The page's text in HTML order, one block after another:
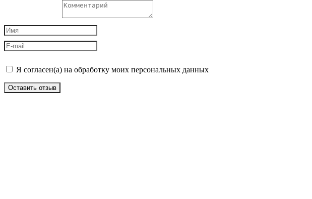
Я согласен(а) на обработку моих персональных данных
Оставить отзыв